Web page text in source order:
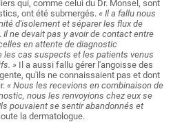
qui, comme celui du Dr. Monsel, sont
ont été submergés. « Il a fallu nous
d'isolement et séparer les flux de
Il ne devait pas y avoir de contact entre
en attente de diagnostic
les cas suspects et les patients venus
» Il a aussi fallu gérer l'angoisse des
qu'ils ne connaissaient pas et dont
« Nous les recevions en combinaison de
nous les renvoyions chez eux se
pouvaient se sentir abandonnés et
la dermatologue.